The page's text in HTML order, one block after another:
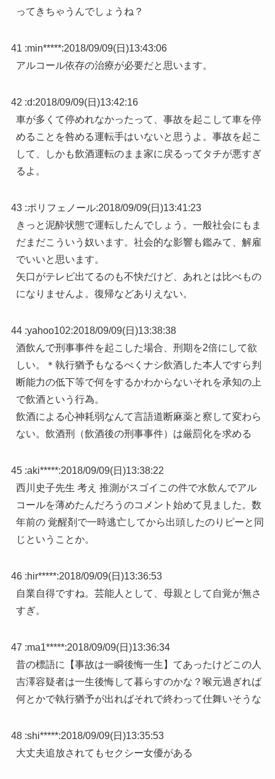
ってきちゃうんでしょうね？
41 :min*****:2018/09/09(日)13:43:06
アルコール依存の治療が必要だと思います。
42 :d:2018/09/09(日)13:42:16
車が多くて停めれなかったって、事故を起こして車を停
めることを咎める運転手はいないと思うよ。事故を起こ
して、しかも飲酒運転のまま家に戻るってタチが悪すぎ
るよ。
43 :ポリフェノール:2018/09/09(日)13:41:23
きっと泥酔状態で運転したんでしょう。一般社会にもま
だまだこういう奴います。社会的な影響も鑑みて、解雇
でいいと思います。
矢口がテレビ出てるのも不快だけど、あれとは比べもの
になりませんよ。復帰などありえない。
44 :yahoo102:2018/09/09(日)13:38:38
酒飲んで刑事事件を起こした場合、刑期を2倍にして欲
しい。＊執行猶予もなるべくナシ飲酒した本人ですら判
断能力の低下等で何をするかわからないそれを承知の上
で飲酒という行為。
飲酒による心神耗弱なんて言語道断麻薬と察して変わら
ない。飲酒刑（飲酒後の刑事事件）は厳罰化を求める
45 :aki*****:2018/09/09(日)13:38:22
西川史子先生 考え 推測がスゴイこの件で水飲んでアル
コールを薄めたんだろうのコメント始めて見ました。数
年前の 覚醒剤で一時逃亡してから出頭したのりピーと同
じということか。
46 :hir*****:2018/09/09(日)13:36:53
自業自得ですね。芸能人として、母親として自覚が無さ
すぎ。
47 :ma1*****:2018/09/09(日)13:36:34
昔の標語に【事故は一瞬後悔一生】てあったけどこの人
吉澤容疑者は一生後悔して暮らすのかな？喉元過ぎれば
何とかで執行猶予が出ればそれで終わって仕舞いそうな
48 :shi*****:2018/09/09(日)13:35:53
大丈夫追放されてもセクシー女優がある